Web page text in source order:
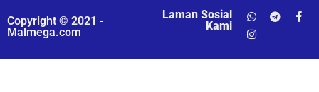
Copyright © 2021 -
Malmega.com
Laman Sosial
Kami